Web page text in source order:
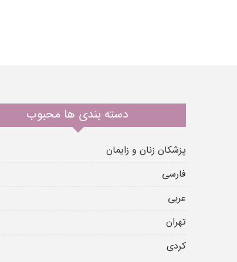
دسته بندی ها محبوب
پزشکان زنان و زایمان
فارسی
عربی
تهران
کردی